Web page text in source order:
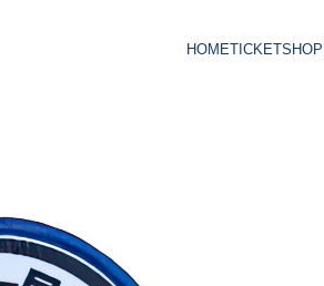
HOMETICKETSHOP